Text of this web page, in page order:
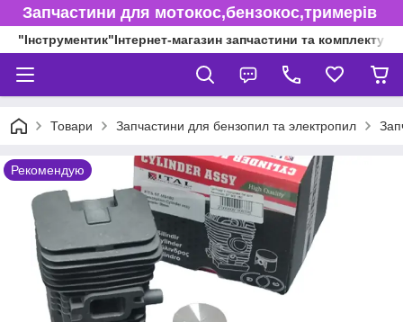
Запчастини для мотокос,бензокос,тримерів
"Інструментик"Інтернет-магазин запчастини та
Товари Запчастини для бензопил та электропил
Рекомендую